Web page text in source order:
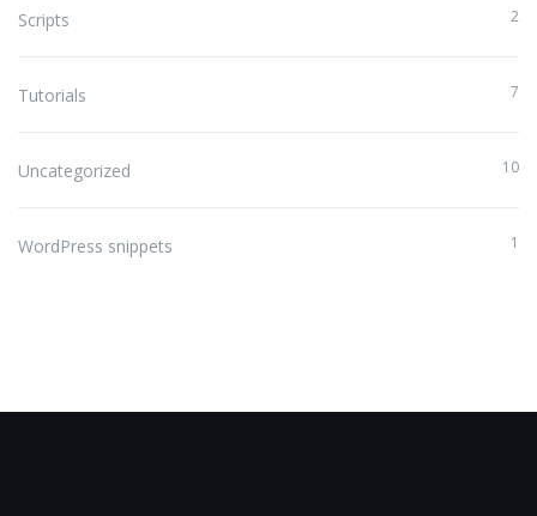
Scripts 2
Tutorials 7
Uncategorized 10
WordPress snippets 1